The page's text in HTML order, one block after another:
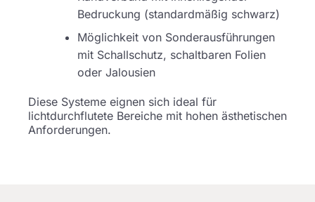
Bedruckung (standardmäßig schwarz)
Möglichkeit von Sonderausführungen
mit Schallschutz, schaltbaren Folien
oder Jalousien
Diese Systeme eignen sich ideal für
lichtdurchflutete Bereiche mit hohen ästhetischen
Anforderungen.